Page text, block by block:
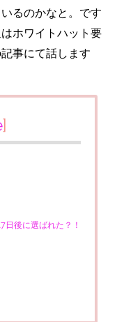
るのかなと。です
ホワイトハット要
事にて話します
]
日後に選ばれた？！